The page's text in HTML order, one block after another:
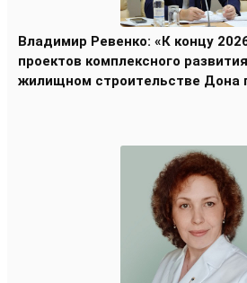
Владимир Ревенко: «К концу
проектов комплексного
жилищном строительстве Дона